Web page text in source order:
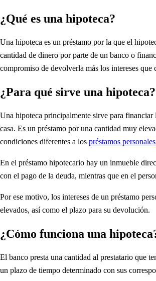
¿Qué es una hipoteca?
Una hipoteca es un préstamo por la que el
cantidad de dinero por parte de un banco o
compromiso de devolverla más los intereses que
¿Para qué sirve una hipoteca?
Una hipoteca principalmente sirve para financiar
casa. Es un préstamo por una cantidad muy
condiciones diferentes a los préstamos personales
En el préstamo hipotecario hay un inmueble
con el pago de la deuda, mientras que en el
Por ese motivo, los intereses de un préstamo
elevados, así como el plazo para su devolución.
¿Cómo funciona una
El banco presta una cantidad al prestatario que
un plazo de tiempo determinado con sus